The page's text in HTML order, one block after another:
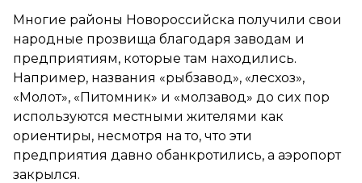
Многие районы Новороссийска получили свои
народные прозвища благодаря заводам и
предприятиям, которые там находились.
Например, названия «рыбзавод», «лесхоз»,
«Молот», «Питомник» и «молзавод» до сих пор
используются местными жителями как
ориентиры, несмотря на то, что эти
предприятия давно обанкротились, а аэропорт
закрылся.